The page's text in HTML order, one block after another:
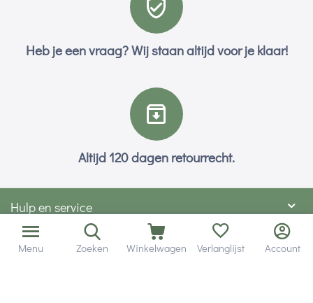
Heb je een vraag? Wij staan altijd voor je klaar!
Altijd 120 dagen retourrecht.
Hulp en service
Contact gegevens
Menu Zoeken Winkelwagen Verlanglijst Account